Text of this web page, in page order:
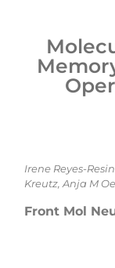
Irene Reyes-
Kreutz, Anja M
Front Mol